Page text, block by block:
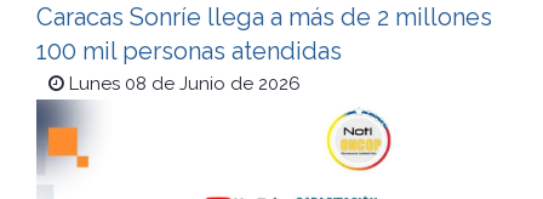
Caracas Sonríe llega a más de 2 millones
100 mil personas atendidas
Lunes 08 de Junio de 2026